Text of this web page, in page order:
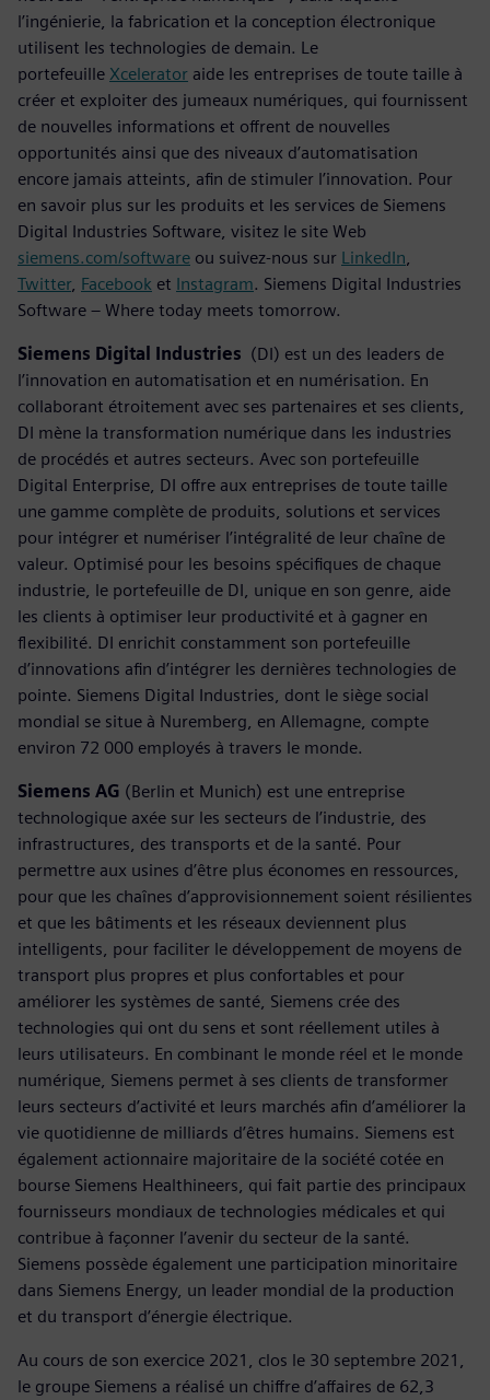
l’ingénierie, la fabrication et la conception électronique
utilisent les technologies de demain. Le
portefeuille Xcelerator aide les entreprises de toute taille à
créer et exploiter des jumeaux numériques, qui fournissent
de nouvelles informations et offrent de nouvelles
opportunités ainsi que des niveaux d’automatisation
encore jamais atteints, afin de stimuler l’innovation. Pour
en savoir plus sur les produits et les services de Siemens
Digital Industries Software, visitez le site Web
siemens.com/software ou suivez-nous sur LinkedIn
Twitter, Facebook et Instagram. Siemens Digital Industries
Software – Where today meets tomorrow.
Siemens Digital Industries (DI) est un des leaders de
l’innovation en automatisation et en numérisation. En
collaborant étroitement avec ses partenaires et ses clients,
DI mène la transformation numérique dans les industries
de procédés et autres secteurs. Avec son portefeuille
Digital Enterprise, DI offre aux entreprises de toute taille
une gamme complète de produits, solutions et services
pour intégrer et numériser l’intégralité de leur chaîne de
valeur. Optimisé pour les besoins spécifiques de chaque
industrie, le portefeuille de DI, unique en son genre, aide
les clients à optimiser leur productivité et à gagner en
flexibilité. DI enrichit constamment son portefeuille
d’innovations afin d’intégrer les dernières technologies de
pointe. Siemens Digital Industries, dont le siège social
mondial se situe à Nuremberg, en Allemagne, compte
environ 72 000 employés à travers le monde.
Siemens AG (Berlin et Munich) est une entreprise
technologique axée sur les secteurs de l’industrie, des
infrastructures, des transports et de la santé. Pour
permettre aux usines d’être plus économes en ressources,
pour que les chaînes d’approvisionnement soient résilientes
et que les bâtiments et les réseaux deviennent plus
intelligents, pour faciliter le développement de moyens de
transport plus propres et plus confortables et pour
améliorer les systèmes de santé, Siemens crée des
technologies qui ont du sens et sont réellement utiles à
leurs utilisateurs. En combinant le monde réel et le monde
numérique, Siemens permet à ses clients de transformer
leurs secteurs d’activité et leurs marchés afin d’améliorer la
vie quotidienne de milliards d’êtres humains. Siemens est
également actionnaire majoritaire de la société cotée en
bourse Siemens Healthineers, qui fait partie des principaux
fournisseurs mondiaux de technologies médicales et qui
contribue à façonner l’avenir du secteur de la santé.
Siemens possède également une participation minoritaire
dans Siemens Energy, un leader mondial de la production
et du transport d’énergie électrique.
Au cours de son exercice 2021, clos le 30 septembre 2021,
le groupe Siemens a réalisé un chiffre d’affaires de 62,3